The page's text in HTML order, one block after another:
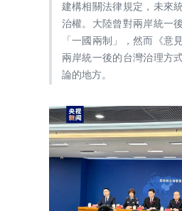
建構相關法律規定，未來
治權。大陸曾對兩岸統一
「一國兩制」，然而《意
兩岸統一後的台灣治理方
論的地方。